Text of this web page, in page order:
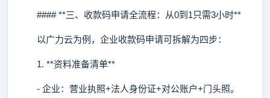
#### **三、收款码申请全流程：从0到1只需3小时**
以广力云为例，企业收款码申请可拆解为四步：
1. **资料准备清单**
- 企业：营业执照+法人身份证+对公账户+门头照。